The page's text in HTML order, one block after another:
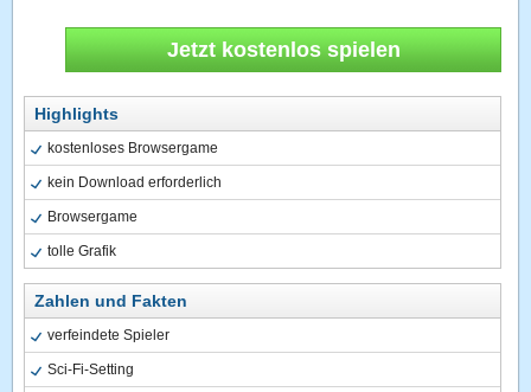
Jetzt kostenlos spielen
Highlights
kostenloses Browsergame
kein Download erforderlich
Browsergame
tolle Grafik
Zahlen und Fakten
verfeindete Spieler
Sci-Fi-Setting